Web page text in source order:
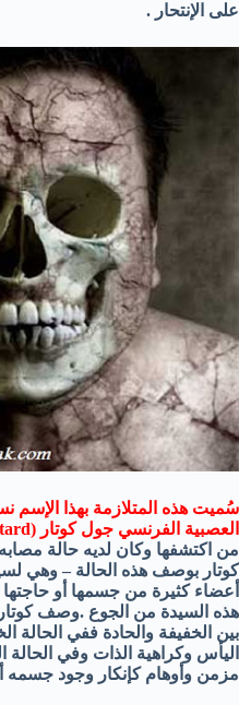
على الإنتحار .
سُميت هذه المتلازمة بهذا الإسم
العصبية الفرنسي جول كوتار (Jules Cotard)
من اكتشفها وكان لديه حالة مصابه
كوتار بوصف هذه الحالة – وهي
أعضاء كثيرة من جسمها أو
هذه السيدة من الجوع .وصف كوتار
بين الخفيفة والحادة ففي الحالة
اليأس وكراهية الذات وفي الحالة
مزمن وأوهام كإنكار وجود جسمه